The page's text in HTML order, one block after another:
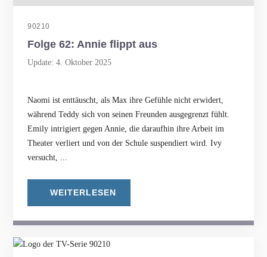
90210
Folge 62: Annie flippt aus
Update: 4. Oktober 2025
Naomi ist enttäuscht, als Max ihre Gefühle nicht erwidert,
während Teddy sich von seinen Freunden ausgegrenzt fühlt.
Emily intrigiert gegen Annie, die daraufhin ihre Arbeit im
Theater verliert und von der Schule suspendiert wird. Ivy
versucht, ...
WEITERLESEN